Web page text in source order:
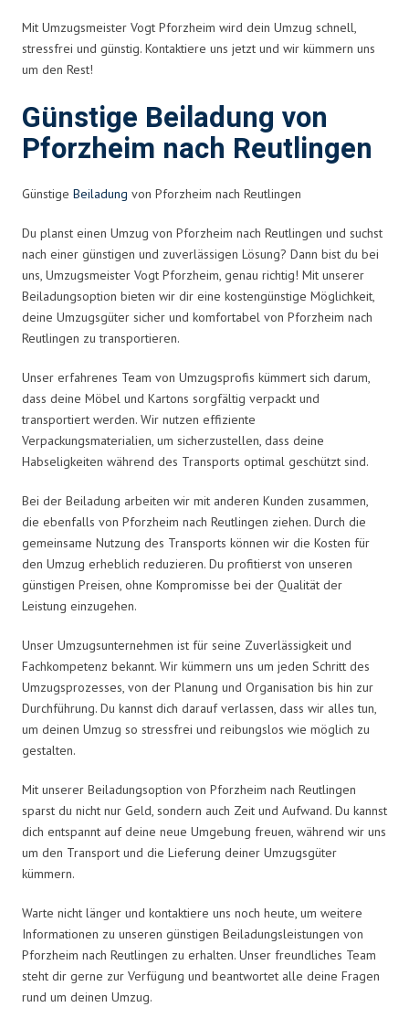
Mit Umzugsmeister Vogt Pforzheim wird dein Umzug schnell,
stressfrei und günstig. Kontaktiere uns jetzt und wir kümmern uns
um den Rest!
Günstige Beiladung von
Pforzheim nach Reutlingen
Günstige Beiladung von Pforzheim nach Reutlingen
Du planst einen Umzug von Pforzheim nach Reutlingen und suchst
nach einer günstigen und zuverlässigen Lösung? Dann bist du bei
uns, Umzugsmeister Vogt Pforzheim, genau richtig! Mit unserer
Beiladungsoption bieten wir dir eine kostengünstige Möglichkeit,
deine Umzugsgüter sicher und komfortabel von Pforzheim nach
Reutlingen zu transportieren.
Unser erfahrenes Team von Umzugsprofis kümmert sich darum,
dass deine Möbel und Kartons sorgfältig verpackt und
transportiert werden. Wir nutzen effiziente
Verpackungsmaterialien, um sicherzustellen, dass deine
Habseligkeiten während des Transports optimal geschützt sind.
Bei der Beiladung arbeiten wir mit anderen Kunden zusammen,
die ebenfalls von Pforzheim nach Reutlingen ziehen. Durch die
gemeinsame Nutzung des Transports können wir die Kosten für
den Umzug erheblich reduzieren. Du profitierst von unseren
günstigen Preisen, ohne Kompromisse bei der Qualität der
Leistung einzugehen.
Unser Umzugsunternehmen ist für seine Zuverlässigkeit und
Fachkompetenz bekannt. Wir kümmern uns um jeden Schritt des
Umzugsprozesses, von der Planung und Organisation bis hin zur
Durchführung. Du kannst dich darauf verlassen, dass wir alles tun,
um deinen Umzug so stressfrei und reibungslos wie möglich zu
gestalten.
Mit unserer Beiladungsoption von Pforzheim nach Reutlingen
sparst du nicht nur Geld, sondern auch Zeit und Aufwand. Du kannst
dich entspannt auf deine neue Umgebung freuen, während wir uns
um den Transport und die Lieferung deiner Umzugsgüter
kümmern.
Warte nicht länger und kontaktiere uns noch heute, um weitere
Informationen zu unseren günstigen Beiladungsleistungen von
Pforzheim nach Reutlingen zu erhalten. Unser freundliches Team
steht dir gerne zur Verfügung und beantwortet alle deine Fragen
rund um deinen Umzug.